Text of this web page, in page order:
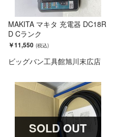
MAKITA マキタ 充電器 DC18R
D Cランク
￥11,550
ビッグバン工具館旭川末広店
SOLD OUT